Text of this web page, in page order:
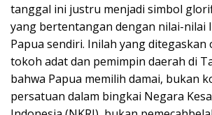
tanggal ini justru menjadi simbol
yang bertentangan dengan nilai-nilai
Papua sendiri. Inilah yang ditegaskan
tokoh adat dan pemimpin daerah di
bahwa Papua memilih damai, bukan
persatuan dalam bingkai Negara